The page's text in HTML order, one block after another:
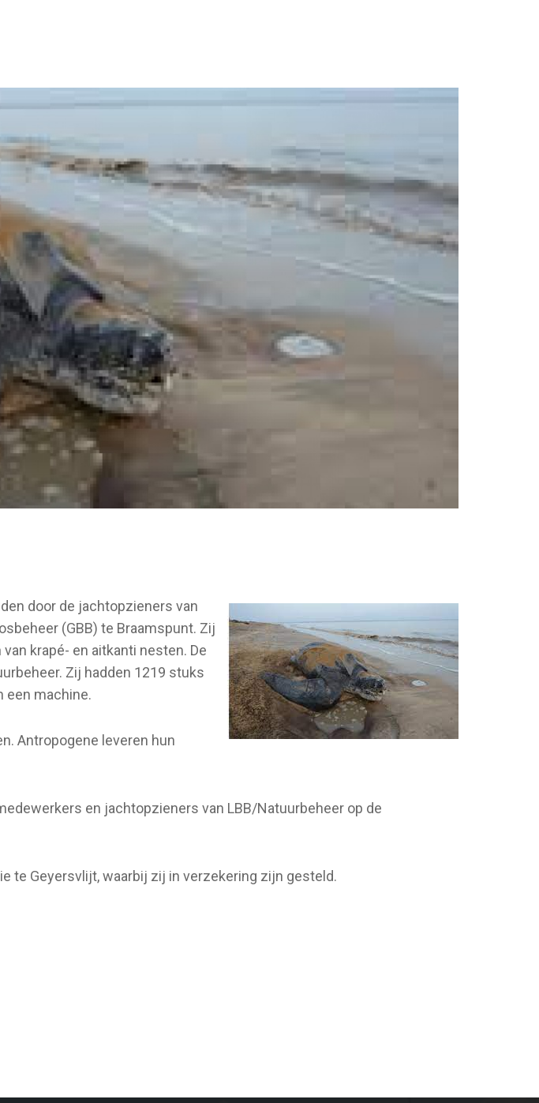
door de jachtopzieners van
(GBB) te Braamspunt. Zij
krapé- en aitkanti nesten. De
Zij hadden 1219 stuks
een machine.
Antropogene leveren hun
en jachtopzieners van LBB/Natuurbeheer op de
te Geyersvlijt, waarbij zij in verzekering zijn gesteld.